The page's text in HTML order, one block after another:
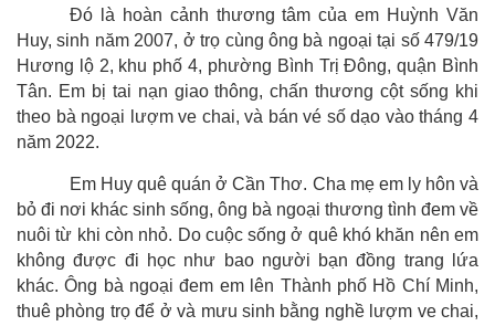
Đó là hoàn cảnh thương tâm của em Huỳnh Văn
Huy, sinh năm 2007, ở trọ cùng ông bà ngoại tại số 479/19
Hương lộ 2, khu phố 4, phường Bình Trị Đông, quận Bình
Tân. Em bị tai nạn giao thông, chấn thương cột sống khi
theo bà ngoại lượm ve chai, và bán vé số dạo vào tháng 4
năm 2022.
Em Huy quê quán ở Cần Thơ. Cha mẹ em ly hôn và
bỏ đi nơi khác sinh sống, ông bà ngoại thương tình đem về
nuôi từ khi còn nhỏ. Do cuộc sống ở quê khó khăn nên em
không được đi học như bao người bạnđồng trang lứa
khác. Ông bà ngoại đem em lên Thành phố Hồ Chí Minh,
thuê phòng trọ để ở và mưu sinh bằng nghề lượm ve chai,